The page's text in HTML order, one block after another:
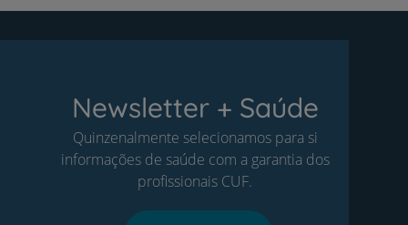
Newsletter + Saúde
Quinzenalmente selecionamos para si
informações de saúde com a garantia dos
profissionais CUF.